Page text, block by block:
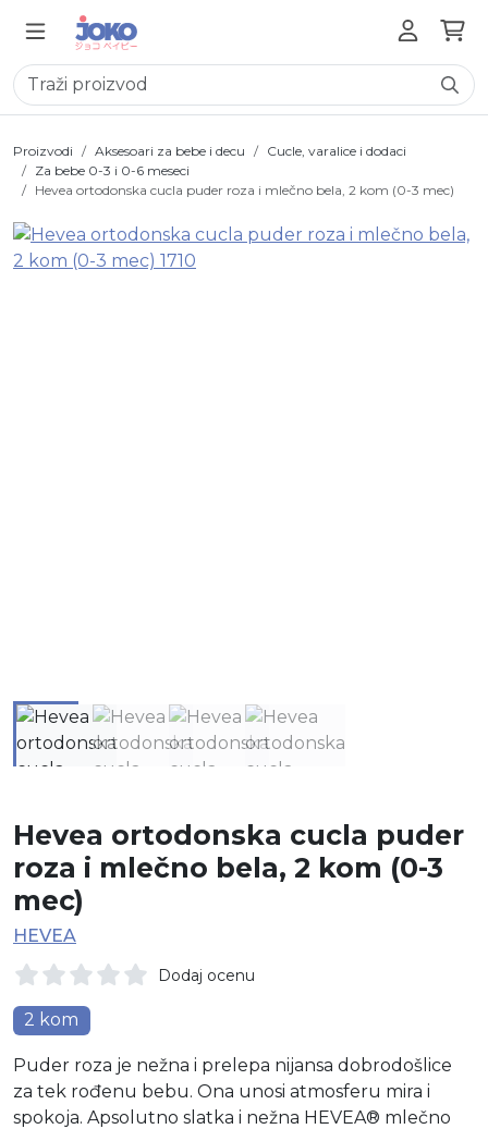
Proizvodi Aksesoari za bebe i decu
Cucle, varalice i dodaci
Za bebe 0-3 i 0-6 meseci
Hevea ortodonska cucla puder roza i mlečno bela, 2 kom (0-3 mec)
Hevea ortodonska cucla puder
roza i mlečno bela, 2 kom (0-3
mec)
HEVEA
Dodaj ocenu
2 kom
Puder roza je nežna i prelepa nijansa dobrodošlice
za tek rođenu bebu. Ona unosi atmosferu mira i
spokoja. Apsolutno slatka i nežna HEVEA® mlečno